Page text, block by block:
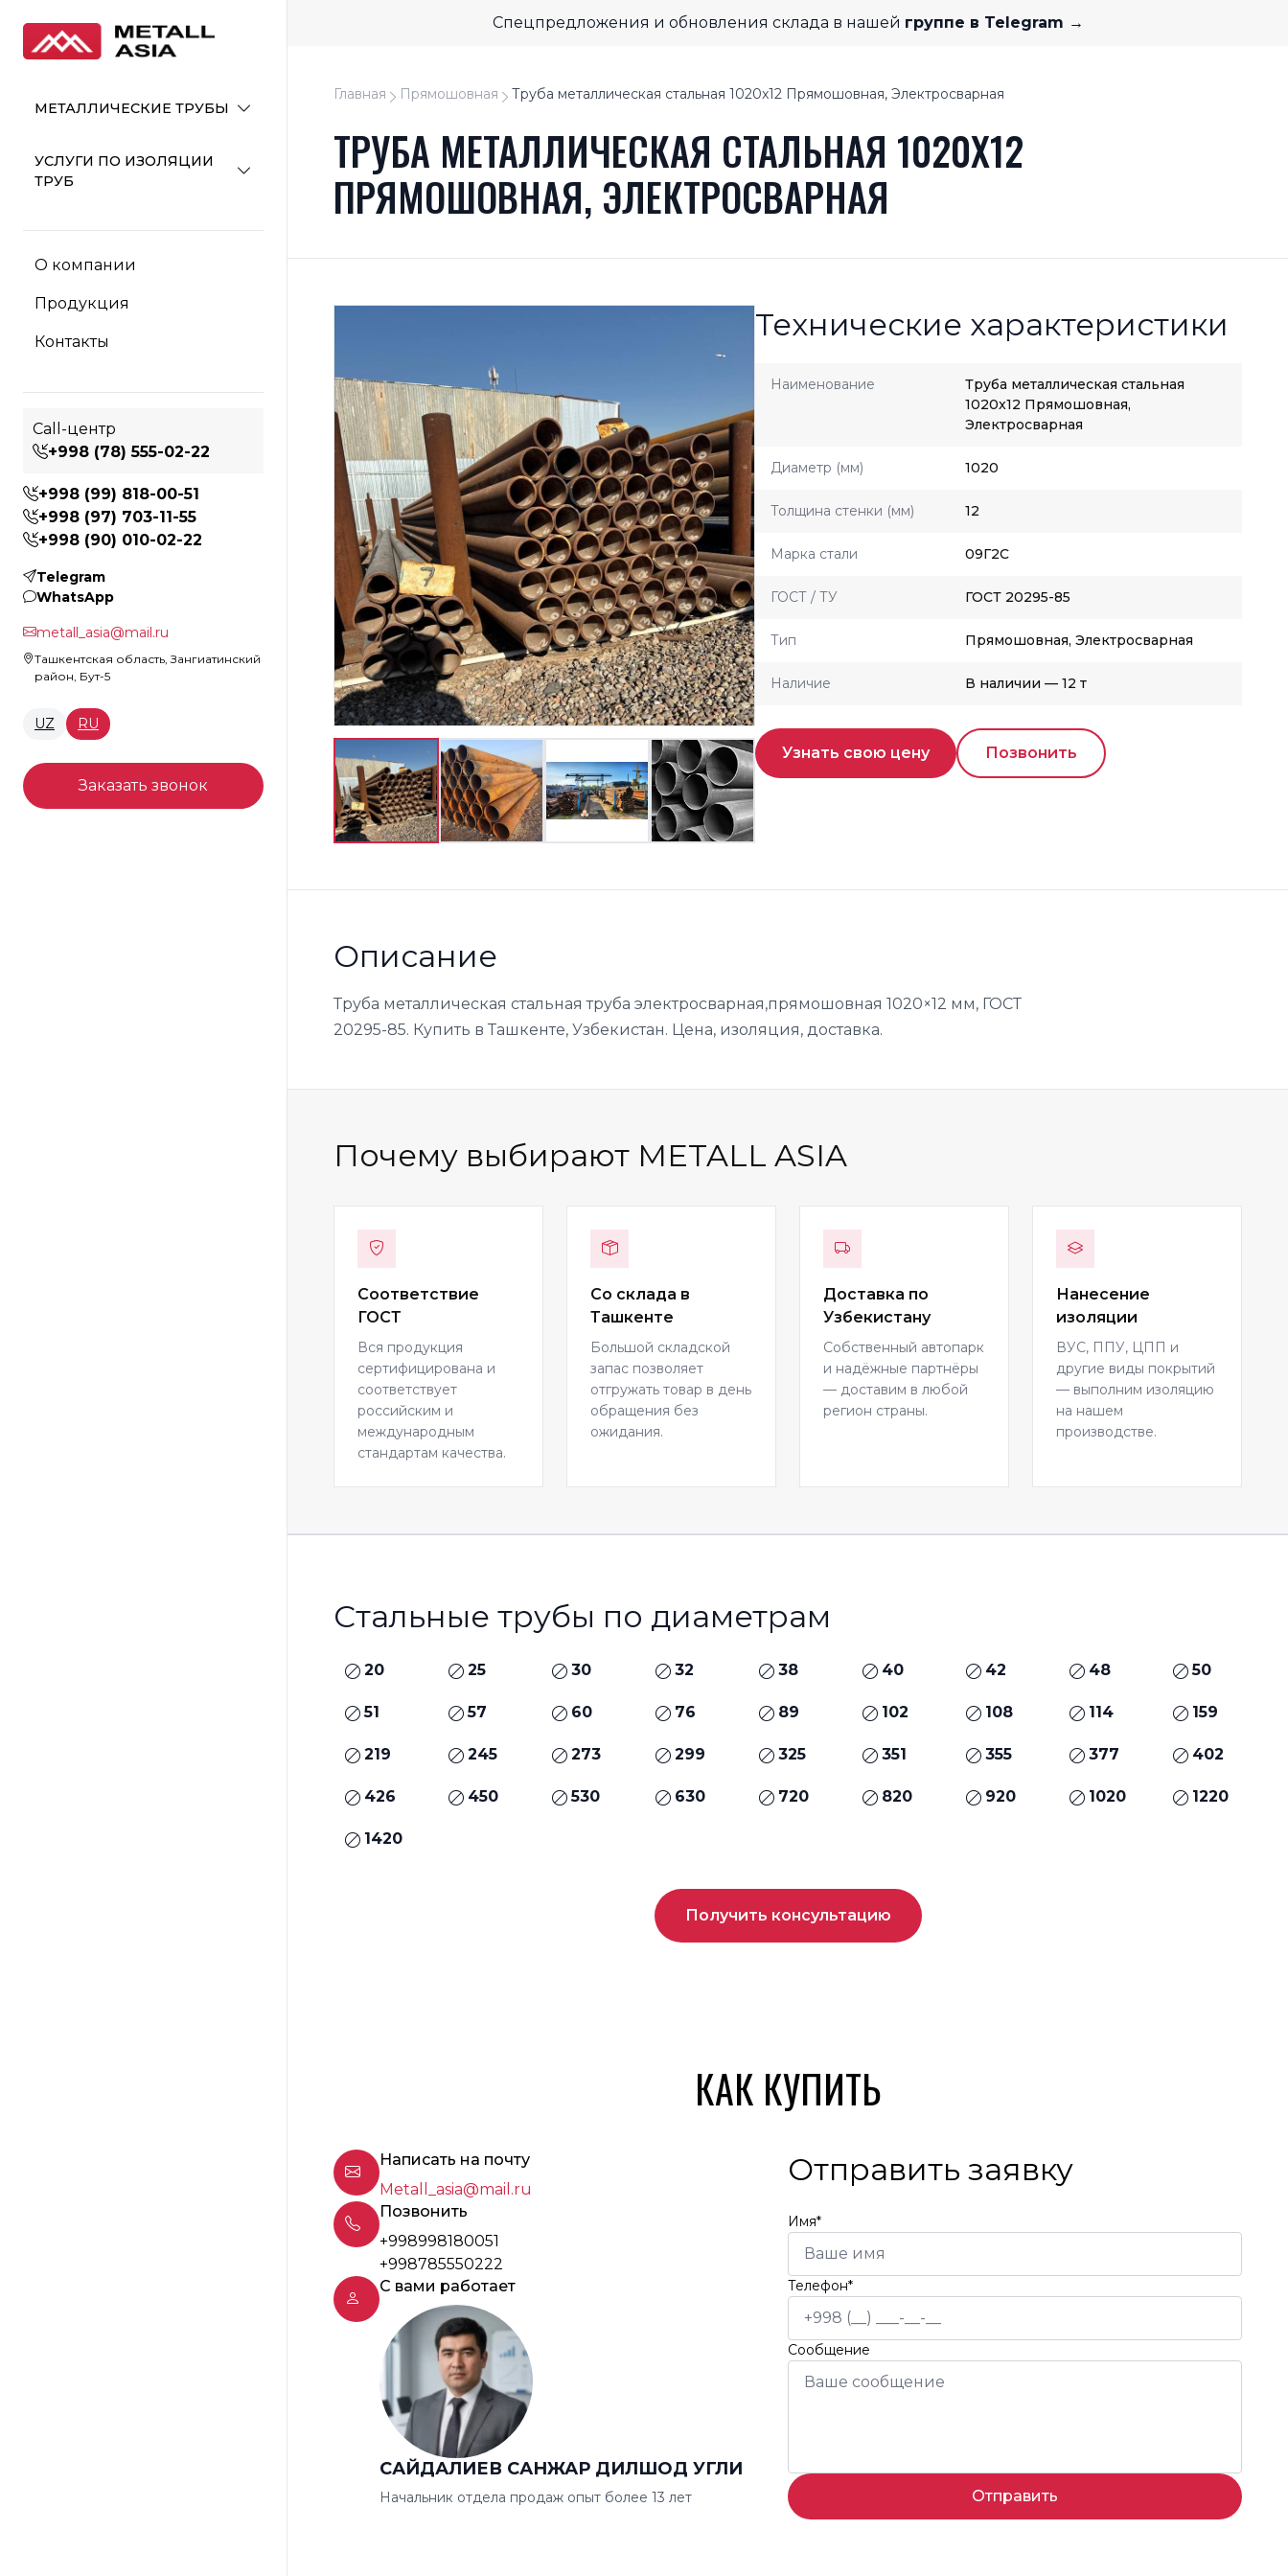
МЕТАЛЛИЧЕСКИЕ ТРУБЫ
УСЛУГИ ПО ИЗОЛЯЦИИ
ТРУБ
О компании
Продукция
Контакты
Call-центр
+998 (78) 555-02-22
+998 (99) 818-00-51
+998 (97) 703-11-55
+998 (90) 010-02-22
Telegram
WhatsApp
metall_asia@mail.ru
Ташкентская область, Зангиатинский
район, Бут-5
UZ RU
Заказать звонок
Спецпредложения и обновления склада в нашей группе в Telegram →
Главная Прямошовная Труба металлическая стальная 1020x12 Прямошовная, Электросварная
ТРУБА МЕТАЛЛИЧЕСКАЯ СТАЛЬНАЯ 1020X12
ПРЯМОШОВНАЯ, ЭЛЕКТРОСВАРНАЯ
Технические характеристики
Наименование
Труба металлическая стальная
1020x12 Прямошовная,
Электросварная
Диаметр (мм) 1020
Толщина стенки (мм) 12
Марка стали 09Г2С
ГОСТ / ТУ ГОСТ 20295-85
Тип Прямошовная, Электросварная
Наличие В наличии — 12 т
Узнать свою цену Позвонить
Описание
Труба металлическая стальная труба электросварная,прямошовная 1020×12 мм, ГОСТ
20295-85. Купить в Ташкенте, Узбекистан. Цена, изоляция, доставка.
Почему выбирают METALL ASIA
Соответствие
ГОСТ
Вся продукция
сертифицирована и
соответствует
российским и
международным
стандартам качества.
Со склада в
Ташкенте
Большой складской
запас позволяет
отгружать товар в день
обращения без
ожидания.
Доставка по
Узбекистану
Собственный автопарк
и надёжные партнёры
— доставим в любой
регион страны.
Нанесение
изоляции
ВУС, ППУ, ЦПП и
другие виды покрытий
— выполним изоляцию
на нашем
производстве.
Стальные трубы по диаметрам
20 25 30 32 38 40 42 48 50
51 57 60 76 89 102 108 114 159
219 245 273 299 325 351 355 377 402
426 450 530 630 720 820 920 1020 1220
1420
Получить консультацию
КАК КУПИТЬ
Написать на почту
Metall_asia@mail.ru
Позвонить
+998998180051
+998785550222
С вами работает
САЙДАЛИЕВ САНЖАР ДИЛШОД УГЛИ
Начальник отдела продаж опыт более 13 лет
Отправить заявку
Имя*
Телефон*
Сообщение
Отправить